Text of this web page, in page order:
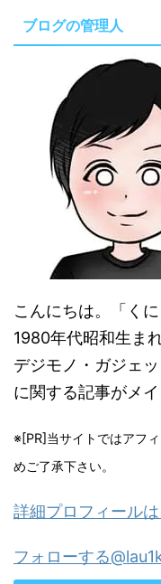
ブログの管理人
こんにちは。「く
1980年代昭和生ま
デジモノ・ガジェ
に関する記事がメイ
※[PR]当サイトではアフ
めご了承下さい。
詳細プロフィール
フォローする